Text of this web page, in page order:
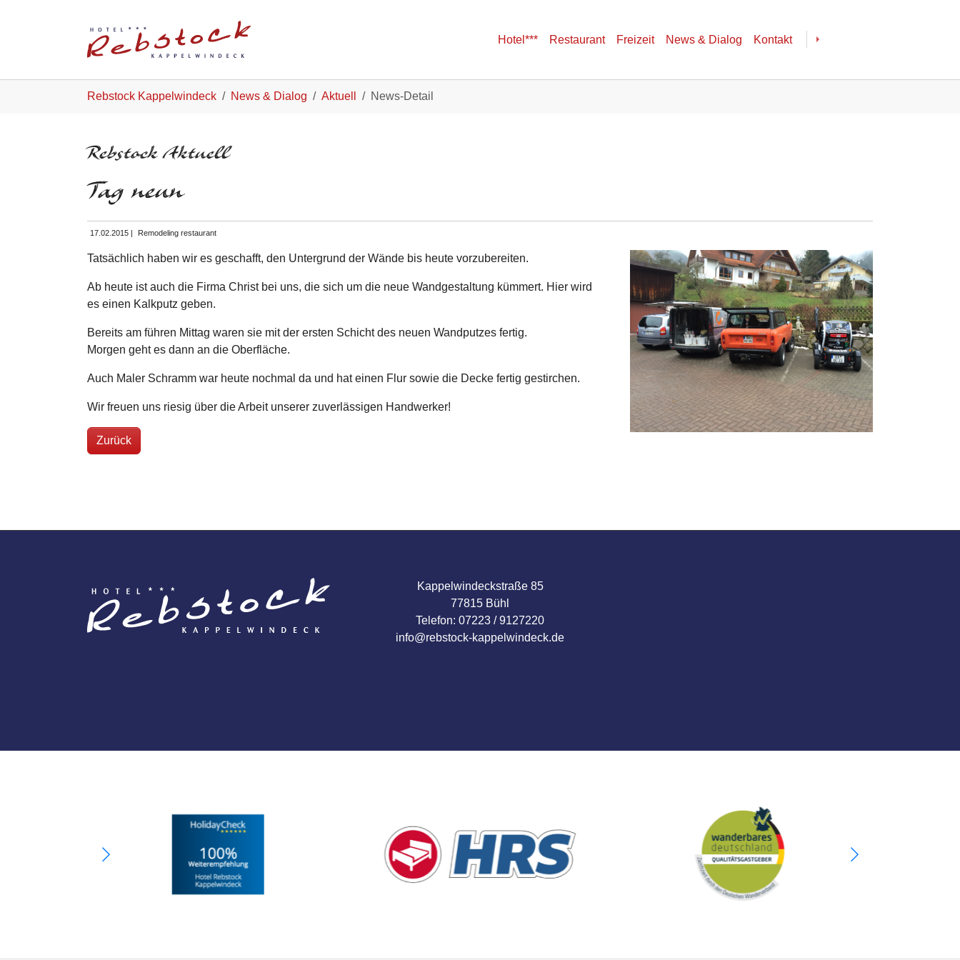
Hotel*** Restaurant Freizeit News & Dialog Kontakt
Rebstock Kappelwindeck News & Dialog Aktuell News-Detail
Rebstock Aktuell
Tag neun
17.02.2015 | Remodeling restaurant
Tatsächlich haben wir es geschafft, den Untergrund der Wände bis heute vorzubereiten.
Ab heute ist auch die Firma Christ bei uns, die sich um die neue Wandgestaltung kümmert. Hier wird
es einen Kalkputz geben.
Bereits am führen Mittag waren sie mit der ersten Schicht des neuen Wandputzes fertig.
Morgen geht es dann an die Oberfläche.
Auch Maler Schramm war heute nochmal da und hat einen Flur sowie die Decke fertig gestirchen.
Wir freuen uns riesig über die Arbeit unserer zuverlässigen Handwerker!
Zurück
Kappelwindeckstraße 85
77815 Bühl
Telefon: 07223 / 9127220
info@rebstock-kappelwindeck.de